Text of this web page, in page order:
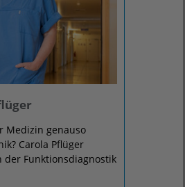
Medizin genauso
Carola Pflüger
der Funktionsdiagnostik